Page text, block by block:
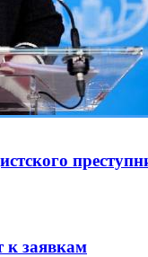
к заявкам